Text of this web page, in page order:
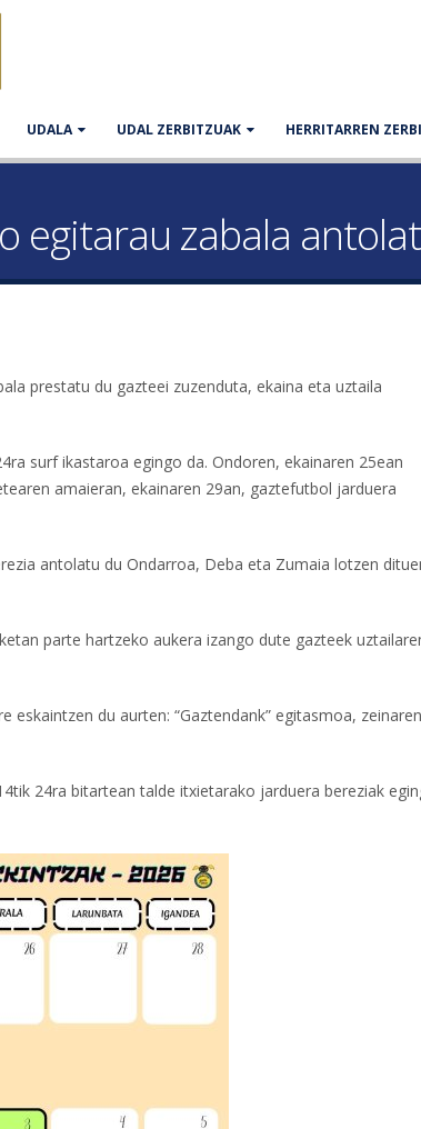
UDALA UDAL ZERBITZUAK HERRITARREN
egitarau zabala
prestatu du gazteei zuzenduta, ekaina eta uztaila
surf ikastaroa egingo da. Ondoren, ekainaren 25ean
amaieran, ekainaren 29an, gaztefutbol jarduera
antolatu du Ondarroa, Deba eta Zumaia lotzen
parte hartzeko aukera izango dute gazteek
du aurten: “Gaztendank” egitasmoa, zeinaren
24ra bitartean talde itxietarako jarduera bereziak